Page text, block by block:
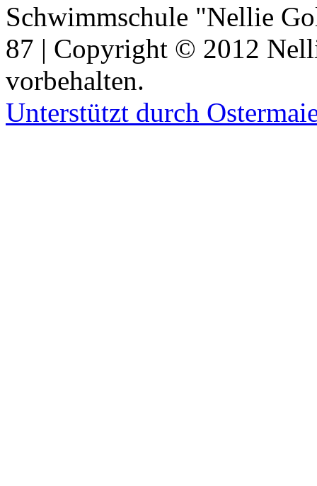
Schwimmschule "Nellie
87 | Copyright © 2012
vorbehalten.
Unterstützt durch